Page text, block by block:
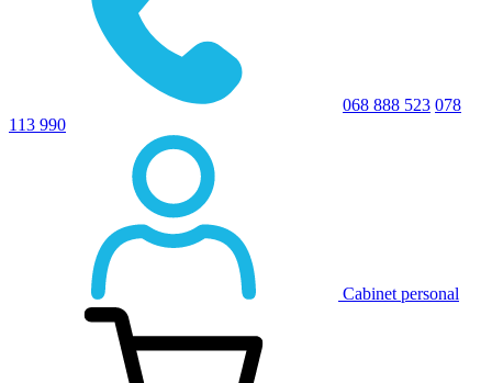
068 888 523 078
113 990
Cabinet personal